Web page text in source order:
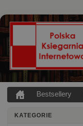
Bestsellery
KATEGORIE